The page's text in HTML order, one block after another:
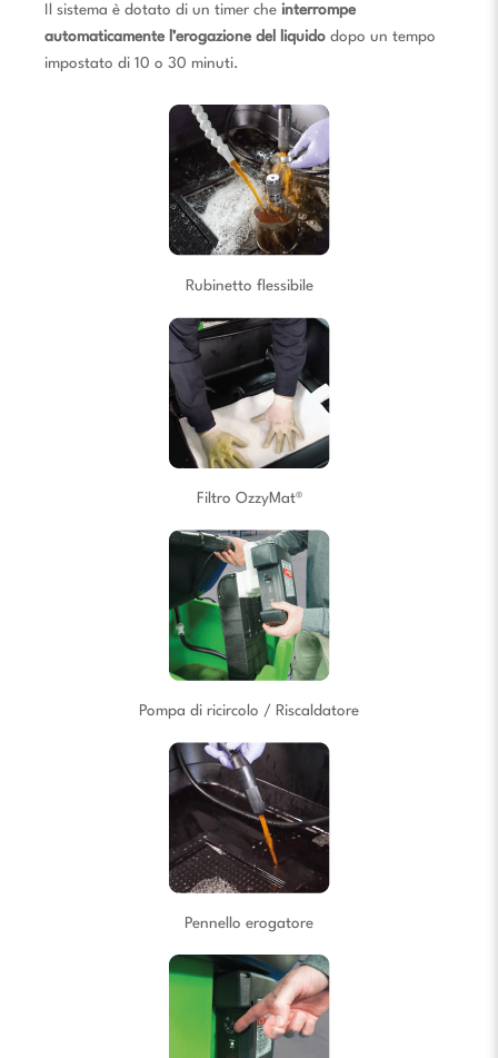
Il sistema è dotato di un timer che interrompe
automaticamente l’erogazione del liquido dopo un tempo
impostato di 10 o 30 minuti.
Rubinetto flessibile
Filtro OzzyMat®
Pompa di ricircolo / Riscaldatore
Pennello erogatore